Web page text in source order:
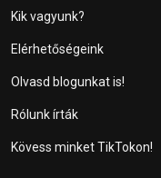
Kik vagyunk?
Elérhetőségeink
Olvasd blogunkat is!
Rólunk írták
Kövess minket TikTokon!